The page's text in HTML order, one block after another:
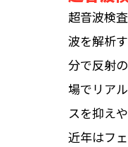
超音波検
波を解析
分で反射
場でリア
スを抑え
近年はフ